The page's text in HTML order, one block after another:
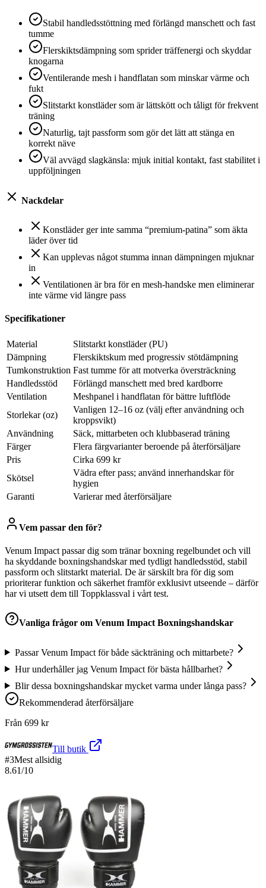
Stabil handledsstöttning med förlängd manschett och fast
tumme
Flerskiktsdämpning som sprider träffenergi och skyddar
knogarna
Ventilerande mesh i handflatan som minskar värme och
fukt
Slitstarkt konstläder som är lättskött och tåligt för frekvent
träning
Naturlig, tajt passform som gör det lätt att stänga en
korrekt näve
Väl avvägd slagkänsla: mjuk initial kontakt, fast stabilitet i
uppföljningen
Nackdelar
Konstläder ger inte samma “premium-patina” som äkta
läder över tid
Kan upplevas något stumma innan dämpningen mjuknar
in
Ventilationen är bra för en mesh-handske men eliminerar
inte värme vid längre pass
Specifikationer
Material
Slitstarkt konstläder (PU)
Dämpning
Flerskiktskum med progressiv stötdämpning
Tumkonstruktion Fast tumme för att motverka översträckning
Handledsstöd
Förlängd manschett med bred kardborre
Ventilation
Meshpanel i handflatan för bättre luftflöde
Storlekar (oz)
Vanligen 12–16 oz (välj efter användning och
kroppsvikt)
Användning
Säck, mittarbeten och klubbaserad träning
Färger
Flera färgvarianter beroende på återförsäljare
Pris
Cirka 699 kr
Skötsel
Vädra efter pass; använd innerhandskar för
hygien
Garanti
Varierar med återförsäljare
Vem passar den för?
Venum Impact passar dig som tränar boxning regelbundet och vill
ha skyddande boxningshandskar med tydligt handledsstöd, stabil
passform och slitstarkt material. De är särskilt bra för dig som
prioriterar funktion och säkerhet framför exklusivt utseende – därför
har vi utsett dem till Toppklassval i vårt test.
Vanliga frågor om Venum Impact Boxningshandskar
Passar Venum Impact för både säckträning och mittarbete?
Hur underhåller jag Venum Impact för bästa hållbarhet?
Blir dessa boxningshandskar mycket varma under långa pass?
Rekommenderad återförsäljare
Från 699 kr
Till butik
#3Mest allsidig
8.61/10